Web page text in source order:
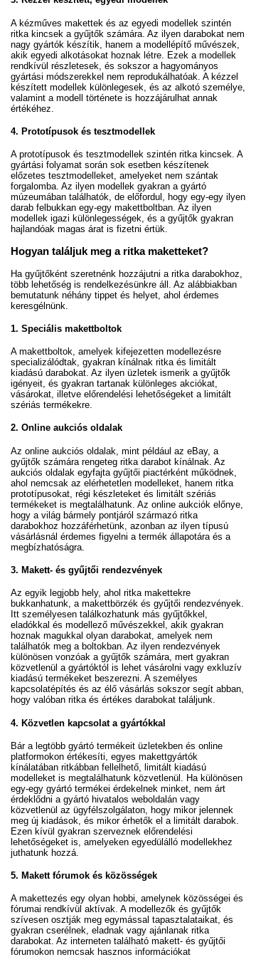
A kézműves makettek és az egyedi modellek szintén
ritka kincsek a gyűjtők számára. Az ilyen darabokat nem
nagy gyártók készítik, hanem a modellépítő művészek,
akik egyedi alkotásokat hoznak létre. Ezek a modellek
rendkívül részletesek, és sokszor a hagyományos
gyártási módszerekkel nem reprodukálhatóak. A kézzel
készített modellek különlegesek, és az alkotó személye,
valamint a modell története is hozzájárulhat annak
értékéhez.
4. Prototípusok és tesztmodellek
A prototípusok és tesztmodellek szintén ritka kincsek. A
gyártási folyamat során sok esetben készítenek
előzetes tesztmodelleket, amelyeket nem szántak
forgalomba. Az ilyen modellek gyakran a gyártó
múzeumában találhatók, de előfordul, hogy egy-egy ilyen
darab felbukkan egy-egy makettboltban. Az ilyen
modellek igazi különlegességek, és a gyűjtők gyakran
hajlandóak magas árat is fizetni értük.
Hogyan találjuk meg a ritka maketteket?
Ha gyűjtőként szeretnénk hozzájutni a ritka darabokhoz,
több lehetőség is rendelkezésünkre áll. Az alábbiakban
bemutatunk néhány tippet és helyet, ahol érdemes
keresgélnünk.
1. Speciális makettboltok
A makettboltok, amelyek kifejezetten modellezésre
specializálódtak, gyakran kínálnak ritka és limitált
kiadású darabokat. Az ilyen üzletek ismerik a gyűjtők
igényeit, és gyakran tartanak különleges akciókat,
vásárokat, illetve előrendelési lehetőségeket a limitált
szériás termékekre.
2. Online aukciós oldalak
Az online aukciós oldalak, mint például az eBay, a
gyűjtők számára rengeteg ritka darabot kínálnak. Az
aukciós oldalak egyfajta gyűjtői piactérként működnek,
ahol nemcsak az elérhetetlen modelleket, hanem ritka
prototípusokat, régi készleteket és limitált szériás
termékeket is megtalálhatunk. Az online aukciók előnye,
hogy a világ bármely pontjáról származó ritka
darabokhoz hozzáférhetünk, azonban az ilyen típusú
vásárlásnál érdemes figyelni a termék állapotára és a
megbízhatóságra.
3. Makett- és gyűjtői rendezvények
Az egyik legjobb hely, ahol ritka makettekre
bukkanhatunk, a makettbörzék és gyűjtői rendezvények.
Itt személyesen találkozhatunk más gyűjtőkkel,
eladókkal és modellező művészekkel, akik gyakran
hoznak magukkal olyan darabokat, amelyek nem
találhatók meg a boltokban. Az ilyen rendezvények
különösen vonzóak a gyűjtők számára, mert gyakran
közvetlenül a gyártóktól is lehet vásárolni vagy exkluzív
kiadású termékeket beszerezni. A személyes
kapcsolatépítés és az élő vásárlás sokszor segít abban,
hogy valóban ritka és értékes darabokat találjunk.
4. Közvetlen kapcsolat a gyártókkal
Bár a legtöbb gyártó termékeit üzletekben és online
platformokon értékesíti, egyes makettgyártók
kínálatában ritkábban fellelhető, limitált kiadású
modelleket is megtalálhatunk közvetlenül. Ha különösen
egy-egy gyártó termékei érdekelnek minket, nem árt
érdeklődni a gyártó hivatalos weboldalán vagy
közvetlenül az ügyfélszolgálaton, hogy mikor jelennek
meg új kiadások, és mikor érhetők el a limitált darabok.
Ezen kívül gyakran szerveznek előrendelési
lehetőségeket is, amelyeken egyedülálló modellekhez
juthatunk hozzá.
5. Makett fórumok és közösségek
A makettezés egy olyan hobbi, amelynek közösségei és
fórumai rendkívül aktívak. A modellezők és gyűjtők
szívesen osztják meg egymással tapasztalataikat, és
gyakran cserélnek, eladnak vagy ajánlanak ritka
darabokat. Az interneten található makett- és gyűjtői
fórumokon nemcsak hasznos információkat